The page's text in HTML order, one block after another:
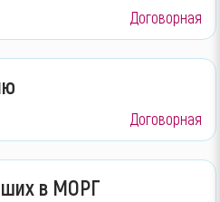
Договорная
Договорная
в МОРГ